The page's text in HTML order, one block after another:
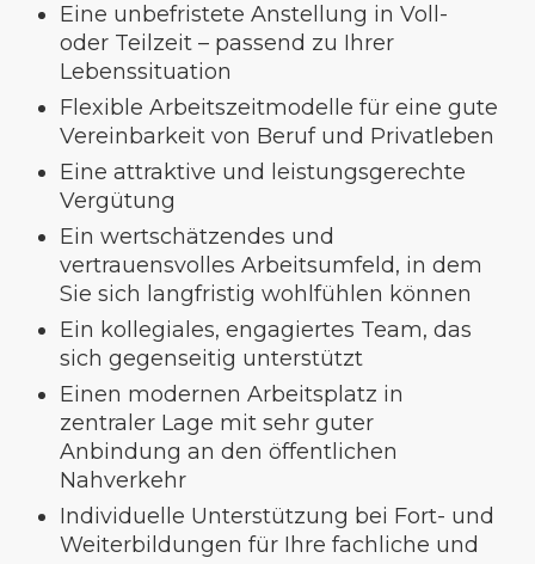
Eine unbefristete Anstellung in Voll-
oder Teilzeit – passend zu Ihrer
Lebenssituation
Flexible Arbeitszeitmodelle für eine gute
Vereinbarkeit von Beruf und Privatleben
Eine attraktive und leistungsgerechte
Vergütung
Ein wertschätzendes und
vertrauensvolles Arbeitsumfeld, in dem
Sie sich langfristig wohlfühlen können
Ein kollegiales, engagiertes Team, das
sich gegenseitig unterstützt
Einen modernen Arbeitsplatz in
zentraler Lage mit sehr guter
Anbindung an den öffentlichen
Nahverkehr
Individuelle Unterstützung bei Fort- und
Weiterbildungen für Ihre fachliche und